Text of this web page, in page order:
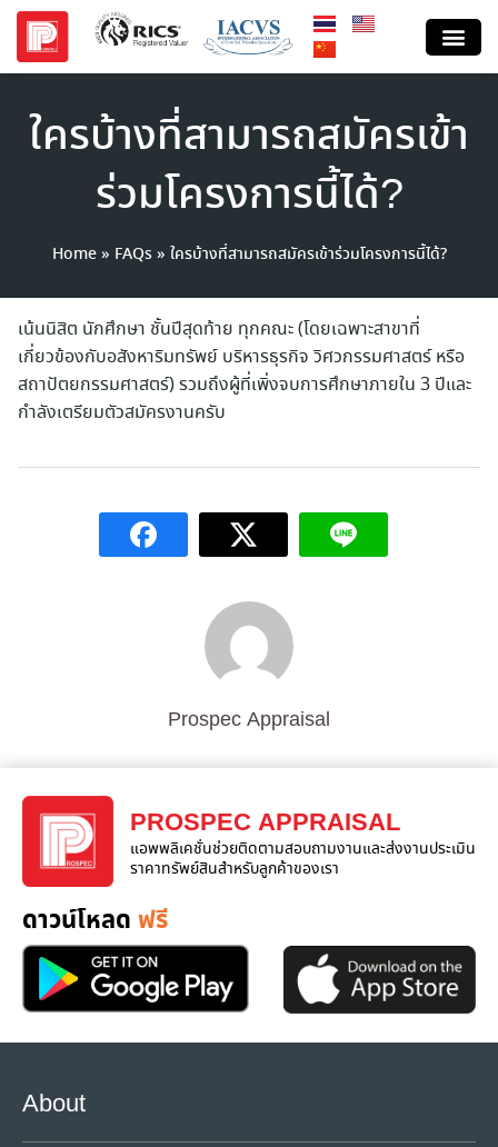
ใครบ้างที่สามารถสมัครเข้า
ร่วมโครงการนี้ได้?
Home» FAQs» ใครบ้างที่สามารถสมัครเข้าร่วมโครงการนี้ได้?
เน้นนิสิต นักศึกษา ชั้นปีสุดท้าย ทุกคณะ (โดยเฉพาะสาขาที่
เกี่ยวข้องกับอสังหาริมทรัพย์ บริหารธุรกิจ วิศวกรรมศาสตร์ หรือ
สถาปัตยกรรมศาสตร์) รวมถึงผู้ที่เพิ่งจบการศึกษาภายใน 3 ปีและ
กำลังเตรียมตัวสมัครงานครับ
Prospec Appraisal
PROSPEC APPRAISAL
แอพพลิเคชั่นช่วยติดตามสอบถามงานและส่งงานประเมิน
ราคาทรัพย์สินสำหรับลูกค้าของเรา
ดาวน์โหลด ฟรี
About